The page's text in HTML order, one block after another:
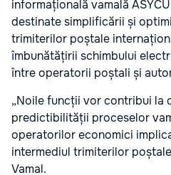
informațională vamală
destinate simplificării și
trimiterilor poștale
îmbunătățirii schimbului
între operatorii poștali și
„Noile funcții vor contribui la
predictibilității proceselor
operatorilor economici
intermediul trimiterilor
Vamal.